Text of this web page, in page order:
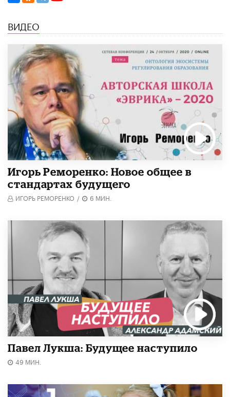
ВИДЕО
Игорь Реморенко: Новое общее в
стандартах будущего
ИГОРЬ РЕМОРЕНКО / 6 МИН.
Павел Лукша: Будущее наступило
49 МИН.